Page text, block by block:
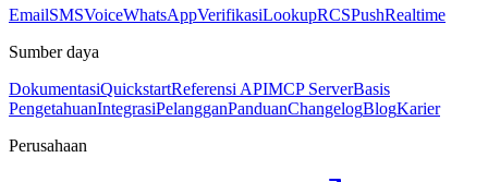
EmailSMSVoiceWhatsAppVerifikasiLookupRCSPushRealtime
Sumber daya
DokumentasiQuickstartReferensi APIMCP ServerBasis
PengetahuanIntegrasiPelangganPanduanChangelogBlogKarier
Perusahaan